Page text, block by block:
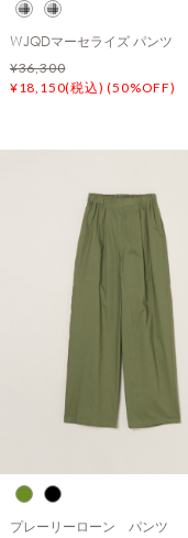
WJQDマーセライズ パンツ
¥36,300
¥18,150(税込) (50%OFF)
プレーリーローン パンツ